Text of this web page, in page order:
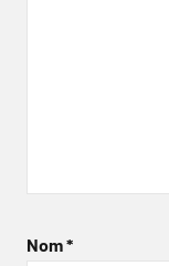
Nom*